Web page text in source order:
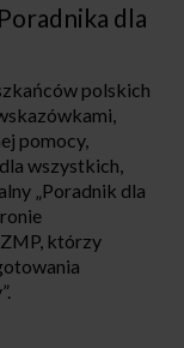
dla
polskich
pomocy,
wszystkich,
„Poradnik dla
którzy